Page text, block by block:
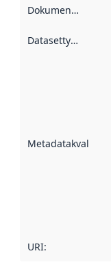
Dokumentasjon
Datasettype
Metadatakvalitet
URI: